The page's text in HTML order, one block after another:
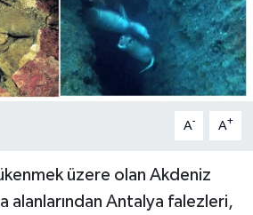
A- A+
üzere olan Akdeniz
alanlarından Antalya falezleri,